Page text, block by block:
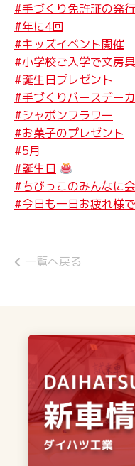
#手づくり免許証の発行
#年に4回
#キッズイベント開催
#小学校ご入学で文房
#誕生日プレゼント
#手づくりバースデー
#シャボンフラワー
#お菓子のプレゼント
#5月
#誕生日
#ちびっこのみんなに
#今日も一日お疲れ様
一覧へ戻る